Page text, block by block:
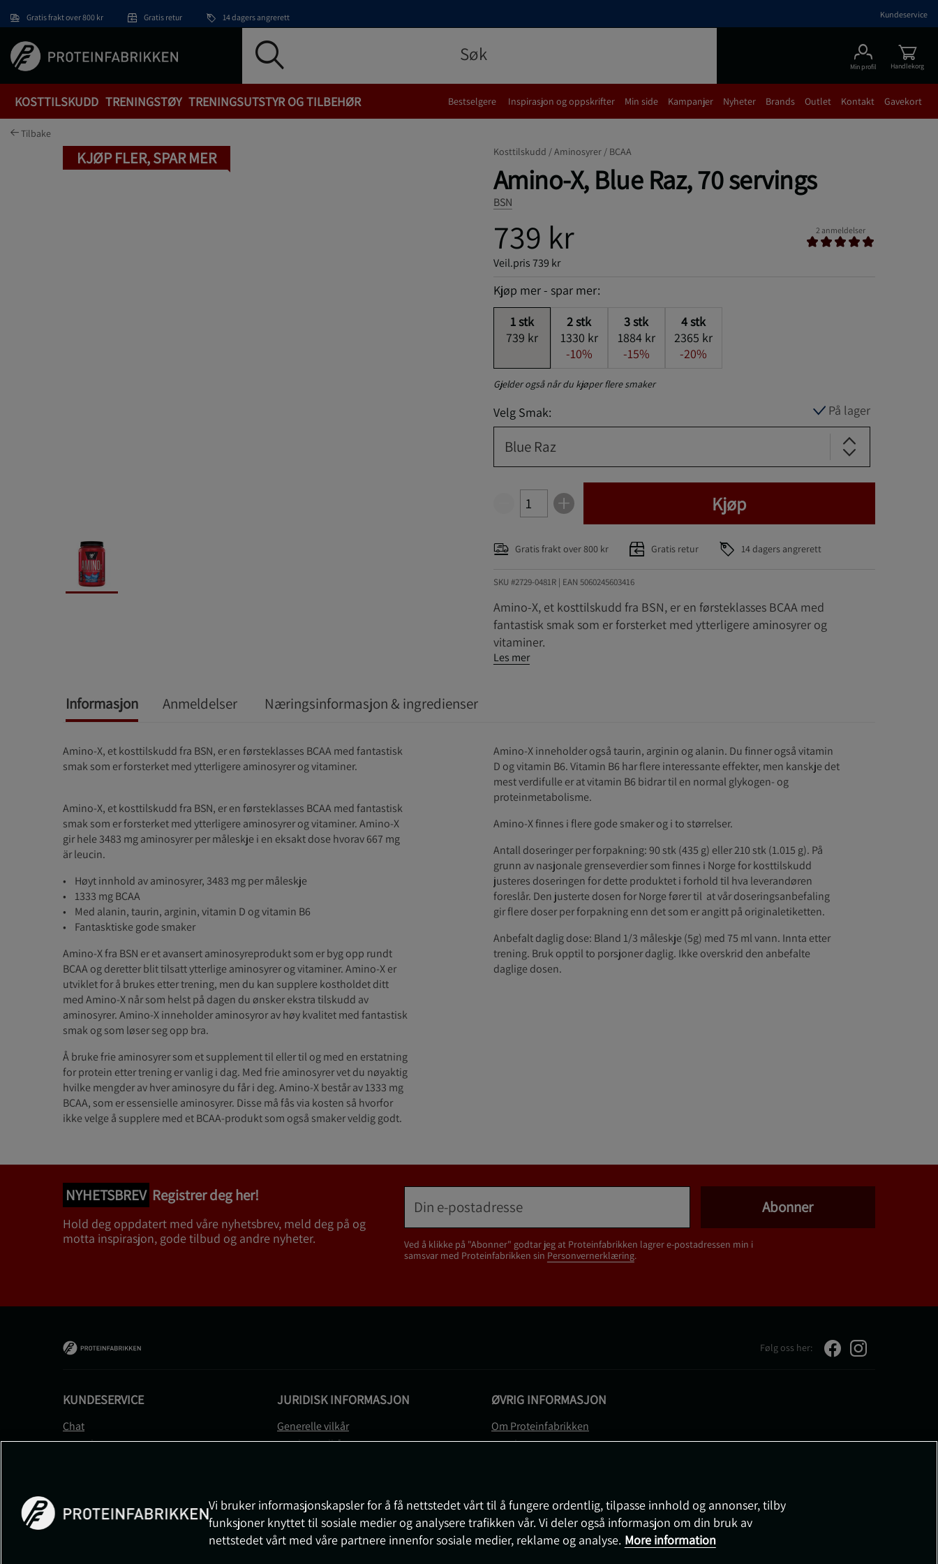
Gratis frakt over 800 kr Gratis retur 14 dagers angrerett Kundeservice
Min profil Handlekorg
KOSTTILSKUDD TRENINGSTØY TRENINGSUTSTYR OG TILBEHØR Bestselgere Inspirasjon og oppskrifter Min side Kampanjer Nyheter Brands Outlet Kontakt Gavekort
Tilbake
KJØP FLER, SPAR MER Kosttilskudd /Aminosyrer / BCAA
Amino-X, Blue Raz, 70 servings
BSN
739 kr
Veil.pris739 kr
2 anmeldelser
Kjøp mer - spar mer:
1stk
739 kr
2stk
1330 kr
-10%
3stk
1884 kr
-15%
4stk
2365 kr
-20%
Gjelder også når du kjøper flere smaker
Velg Smak: På lager
Blue Raz
Kjøp
Gratis frakt over 800 kr Gratis retur 14 dagers angrerett
SKU #2729-0481R | EAN 5060245603416
Amino-X, et kosttilskudd fra BSN, er en førsteklasses BCAA med
fantastisk smak som er forsterket med ytterligere aminosyrer og
vitaminer.
Les mer
Informasjon Anmeldelser Næringsinformasjon & ingredienser
Amino-X, et kosttilskudd fra BSN, er en førsteklasses BCAA med fantastisk
smak som er forsterket med ytterligere aminosyrer og vitaminer.
Amino-X, et kosttilskudd fra BSN, er en førsteklasses BCAA med fantastisk
smak som er forsterket med ytterligere aminosyrer og vitaminer. Amino-X
gir hele 3483 mg aminosyrer per måleskje i en eksakt dose hvorav 667 mg
är leucin.
• Høyt innhold av aminosyrer, 3483 mg per måleskje
• 1333 mg BCAA
• Med alanin, taurin, arginin, vitamin D og vitamin B6
• Fantasktiske gode smaker
Amino-X fra BSN er et avansert aminosyreprodukt som er byg opp rundt
BCAA og deretter blit tilsatt ytterlige aminosyrer og vitaminer. Amino-X er
utviklet for å brukes etter trening, men du kan supplere kostholdet ditt
med Amino-X når som helst på dagen du ønsker ekstra tilskudd av
aminosyrer. Amino-X inneholder aminosyror av høy kvalitet med fantastisk
smak og som løser seg opp bra.
Å bruke frie aminosyrer som et supplement til eller til og med en erstatning
for protein etter trening er vanlig i dag. Med frie aminosyrer vet du nøyaktig
hvilke mengder av hver aminosyre du får i deg. Amino-X består av 1333 mg
BCAA, som er essensielle aminosyrer. Disse må fås via kosten så hvorfor
ikke velge å supplere med et BCAA-produkt som også smaker veldig godt.
Amino-X inneholder også taurin, arginin og alanin. Du finner også vitamin
D og vitamin B6. Vitamin B6 har flere interessante effekter, men kanskje det
mest verdifulle er at vitamin B6 bidrar til en normal glykogen- og
proteinmetabolisme.
Amino-X finnes i flere gode smaker og i to størrelser.
Antall doseringer per forpakning: 90 stk (435 g) eller 210 stk (1.015 g). På
grunn av nasjonale grenseverdier som finnes i Norge for kosttilskudd
justeres doseringen for dette produktet i forhold til hva leverandøren
foreslår. Den justerte dosen for Norge fører til at vår doseringsanbefaling
gir flere doser per forpakning enn det som er angitt på originaletiketten.
Anbefalt daglig dose: Bland 1/3 måleskje (5g) med 75 ml vann. Innta etter
trening. Bruk opptil to porsjoner daglig. Ikke overskrid den anbefalte
daglige dosen.
NYHETSBREV Registrer deg her!
Hold deg oppdatert med våre nyhetsbrev, meld deg på og
motta inspirasjon, gode tilbud og andre nyheter.
Ved å klikke på "Abonner" godtar jeg at Proteinfabrikken lagrer e-postadressen min i
samsvar med Proteinfabrikken sin Personvernerklæring.
Abonner
Følg oss her:
KUNDESERVICE
Chat
Kontakt
FAQ
JURIDISK INFORMASJON
Generelle vilkår
Betalingsvilkår
Medlemsvilkår
Prisløfte
Informasjon om angrerett og reklamasjon
ØVRIG INFORMASJON
Om Proteinfabrikken
Gavekort
Vi bruker informasjonskapsler for å få nettstedet vårt til å fungere ordentlig, tilpasse innhold og annonser, tilby
funksjoner knyttet til sosiale medier og analysere trafikken vår. Vi deler også informasjon om din bruk av
nettstedet vårt med våre partnere innenfor sosiale medier, reklame og analyse. More information